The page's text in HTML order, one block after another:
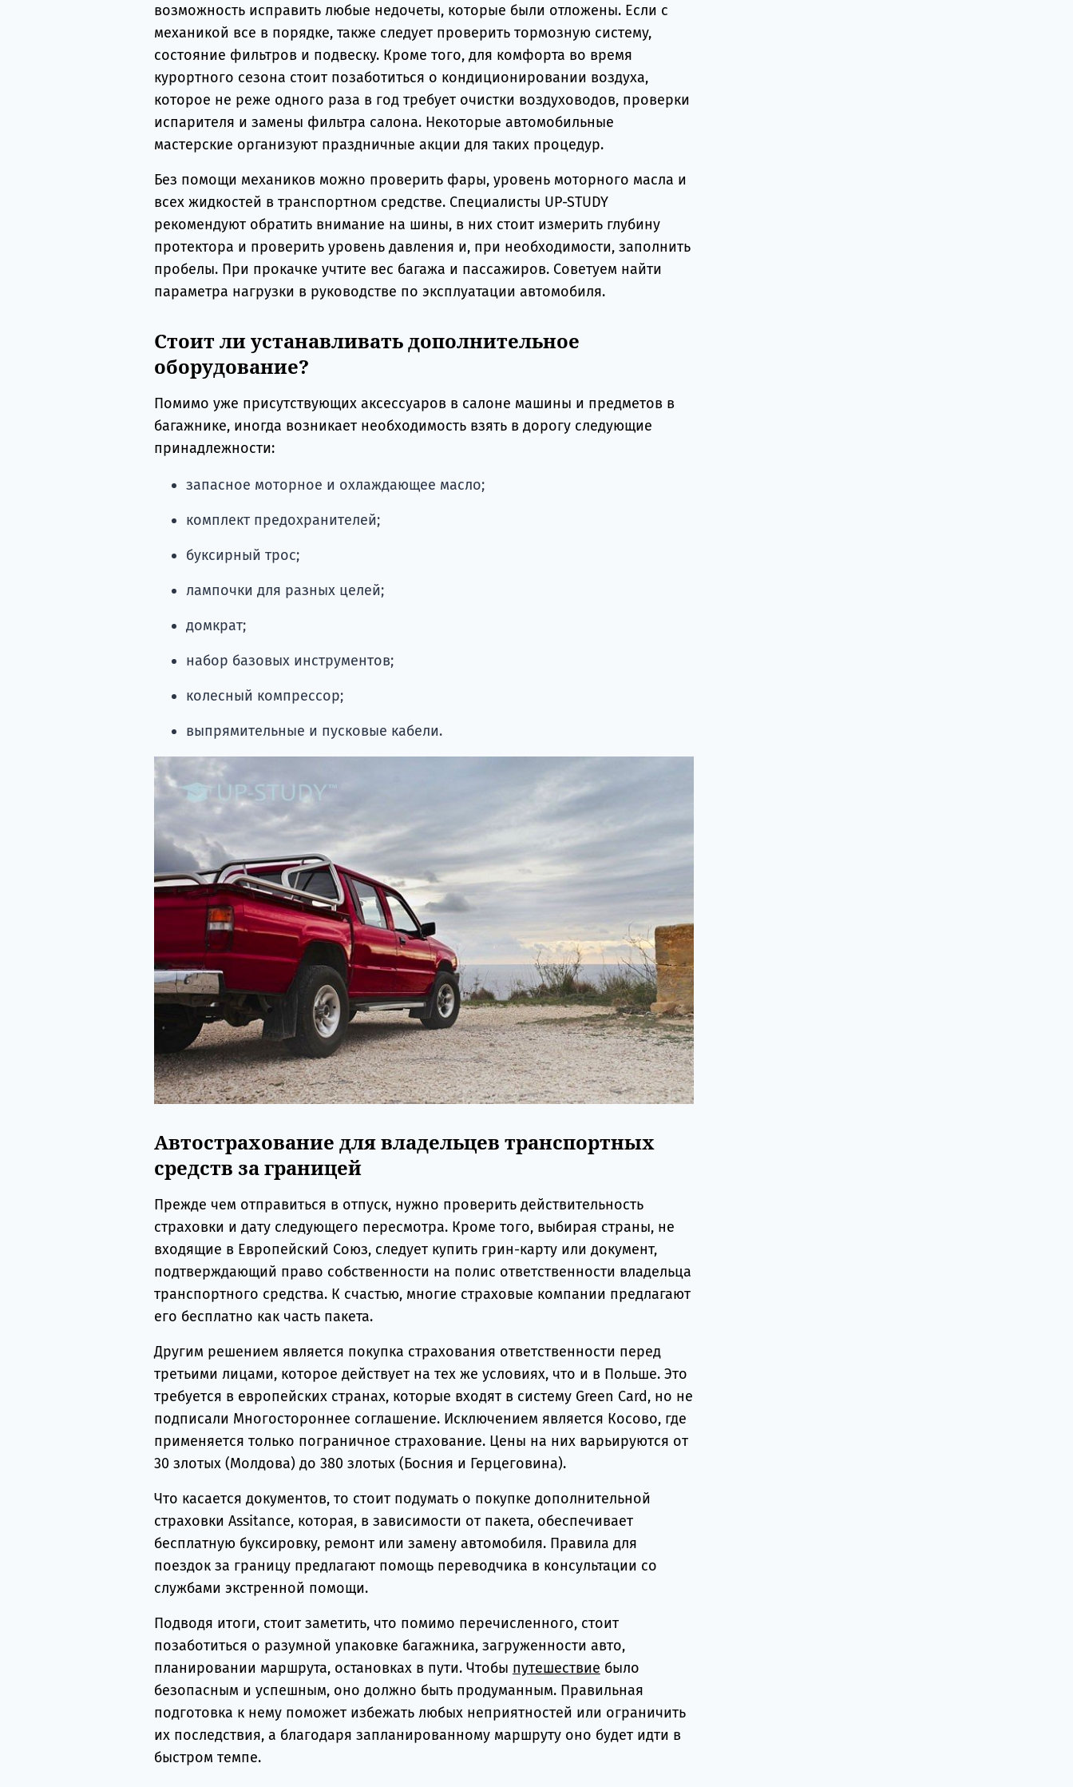
возможность исправить любые недочеты, которые были отложены. Если с
механикой все в порядке, также следует проверить тормозную систему,
состояние фильтров и подвеску. Кроме того, для комфорта во время
курортного сезона стоит позаботиться о кондиционировании воздуха,
которое не реже одного раза в год требует очистки воздуховодов, проверки
испарителя и замены фильтра салона. Некоторые автомобильные
мастерские организуют праздничные акции для таких процедур.
Без помощи механиков можно проверить фары, уровень моторного масла и
всех жидкостей в транспортном средстве. Специалисты UP-STUDY
рекомендуют обратить внимание на шины, в них стоит измерить глубину
протектора и проверить уровень давления и, при необходимости, заполнить
пробелы. При прокачке учтите вес багажа и пассажиров. Советуем найти
параметра нагрузки в руководстве по эксплуатации автомобиля.
Стоит ли устанавливать дополнительное
оборудование?
Помимо уже присутствующих аксессуаров в салоне машины и предметов в
багажнике, иногда возникает необходимость взять в дорогу следующие
принадлежности:
запасное моторное и охлаждающее масло;
комплект предохранителей;
буксирный трос;
лампочки для разных целей;
домкрат;
набор базовых инструментов;
колесный компрессор;
выпрямительные и пусковые кабели.
Автострахование для владельцев транспортных
средств за границей
Прежде чем отправиться в отпуск, нужно проверить действительность
страховки и дату следующего пересмотра. Кроме того, выбирая страны, не
входящие в Европейский Союз, следует купить грин-карту или документ,
подтверждающий право собственности на полис ответственности владельца
транспортного средства. К счастью, многие страховые компании предлагают
его бесплатно как часть пакета.
Другим решением является покупка страхования ответственности перед
третьими лицами, которое действует на тех же условиях, что и в Польше. Это
требуется в европейских странах, которые входят в систему Green Card, но не
подписали Многостороннее соглашение. Исключением является Косово, где
применяется только пограничное страхование. Цены на них варьируются от
30 злотых (Молдова) до 380 злотых (Босния и Герцеговина).
Что касается документов, то стоит подумать о покупке дополнительной
страховки Assitance, которая, в зависимости от пакета, обеспечивает
бесплатную буксировку, ремонт или замену автомобиля. Правила для
поездок за границу предлагают помощь переводчика в консультации со
службами экстренной помощи.
Подводя итоги, стоит заметить, что помимо перечисленного, стоит
позаботиться о разумной упаковке багажника, загруженности авто,
планировании маршрута, остановках в пути. Чтобы путешествие было
безопасным и успешным, оно должно быть продуманным. Правильная
подготовка к нему поможет избежать любых неприятностей или ограничить
их последствия, а благодаря запланированному маршруту оно будет идти в
быстром темпе.